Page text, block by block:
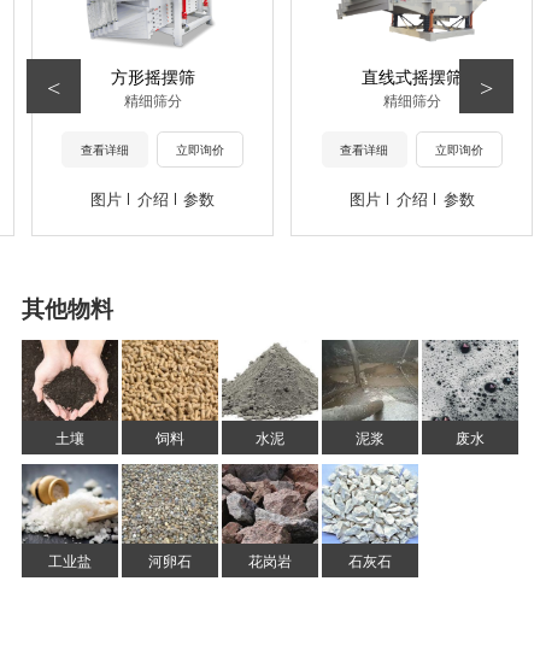
方形摇摆筛
精细筛分
查看详细 立即询价
图片 介绍 参数
直线式摇摆筛
精细筛分
查看详细 立即询价
图片 介绍 参数
>
<
其他物料
土壤 饲料 水泥 泥浆 废水
工业盐 河卵石 花岗岩 石灰石